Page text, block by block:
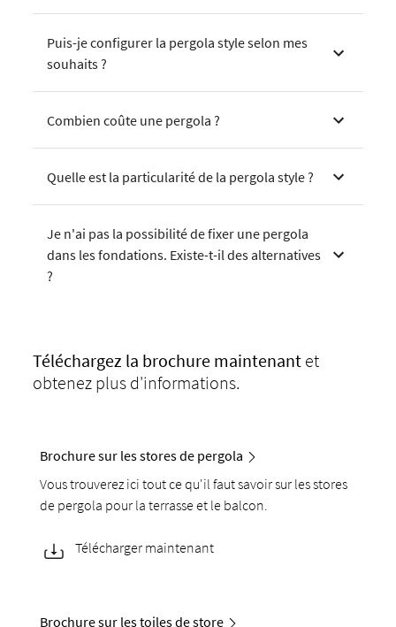
Puis-je configurer la pergola style selon mes
souhaits ?
Combien coûte une pergola ?
Quelle est la particularité de la pergola style ?
Je n'ai pas la possibilité de fixer une pergola
dans les fondations. Existe-t-il des alternatives
?
Téléchargez la brochure maintenant et
obtenez plus d'informations.
Brochure sur les stores de pergola
Vous trouverez ici tout ce qu'il faut savoir sur les stores
de pergola pour la terrasse et le balcon.
Télécharger maintenant
Brochure sur les toiles de store